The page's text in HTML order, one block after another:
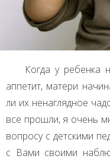
Когда у ребенка
аппетит, матери
ли их ненаглядное
все прошли, я очень
вопросу с детскими
с Вами своими